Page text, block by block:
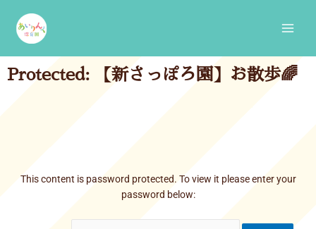
content
Protected: 【新さっぽろ園】お散歩🌈
This content is password protected. To view it please enter your
password below: